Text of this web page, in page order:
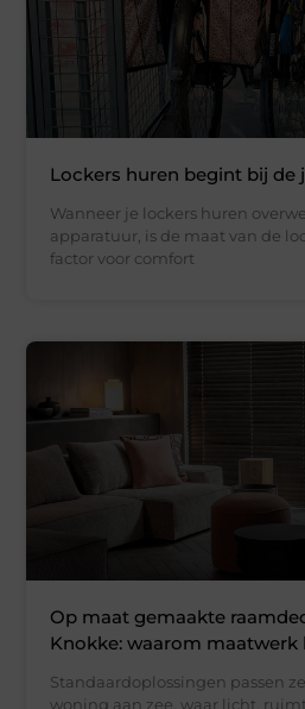
Lockers huren begint bij de
Wanneer je lockers huren
apparatuur, is de maat van de
factor voor comfort
Op maat gemaakte
Knokke: waarom maatwerk
Standaardoplossingen passen
woning aan zee, waar licht,